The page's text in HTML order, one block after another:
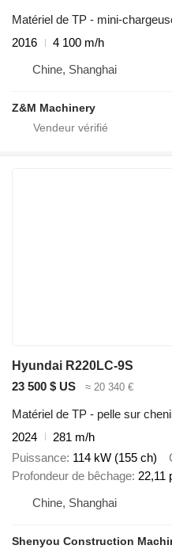
Matériel de TP - mini-
2016
4 100 m/h
Chine, Shanghai
Z&M Machinery
Hyundai R220LC-9S
23 500 $ US
≈ 20 340 €
Matériel de TP - pelle sur
2024
281 m/h
Puissance 114 kW (155 ch)
Profondeur de bêchage 22,11
Chine, Shanghai
Shenyou Construction